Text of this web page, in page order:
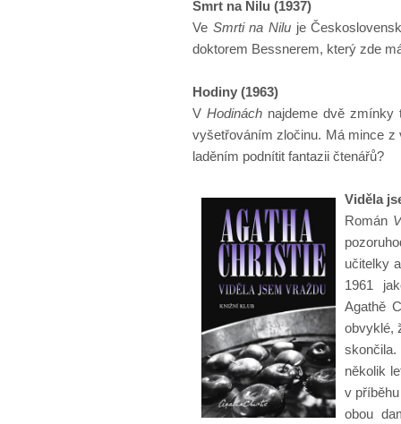
Smrt na Nilu (1937)
Ve Smrti na Niluje
doktorem Bessnerem, který zde
Hodiny (1963)
V Hodinách najdeme dvě
vyšetřováním zločinu. Má mince
laděním podnítit fantazii čtenářů?
Viděla
Román
učitelky
1961
Agathě
obvyklé,
několik
v
obou